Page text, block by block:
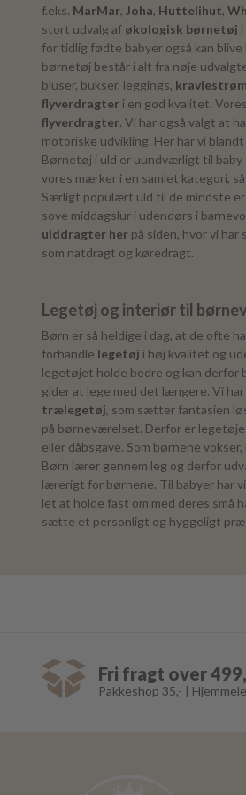
f.eks. MarMar, Joha, Huttelihut,
stort udvalg af økologisk børnetøj
for tidlig fødte babyer også kan
børnetøj består i alt fra nøje
bluser, bukser, leggings,
flyverdragter i en god kvalitet.
flyverdragter. Vi har også valgt at
motoriske udvikling. Her har vi
Børnetøj i uld er uundværligt til baby
vores mærker i en samlet kategori,
Særligt populært uld til de mindste er
sove middagslur i udendørs i
ulddragter her på siden, hvor vi
som natdragt og køredragt.
Legetøj og interiør til
Børn er så heldige i dag, at de ofte
forhandle legetøj i høj kvalitet og
legetøjet holde bedre og kan derfor
gider at lege med det længere. Vi
trælegetøj, som sætter fantasien
på børneværelset. Derfor er
eller dåbsgave. Som børnene
Børn lærer gennem leg og derfor
lærerigt for børnene. Til babyer har
let at holde fast om med deres små
sætte et personligt og hyggeligt
Fri fragt over
Pakkeshop 35,- |